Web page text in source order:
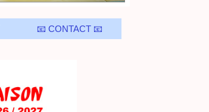
📧 CONTACT 📧